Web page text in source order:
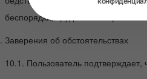
беспорядки, трудовые конфликты и
Заверения об обстоятельствах
10.1. Пользователь подтверждает,